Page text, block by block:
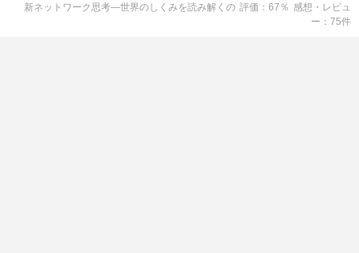
新ネットワーク思考―世界のしくみを読み解く の 評価 67 ％ 感想・レビュ
ー
75件